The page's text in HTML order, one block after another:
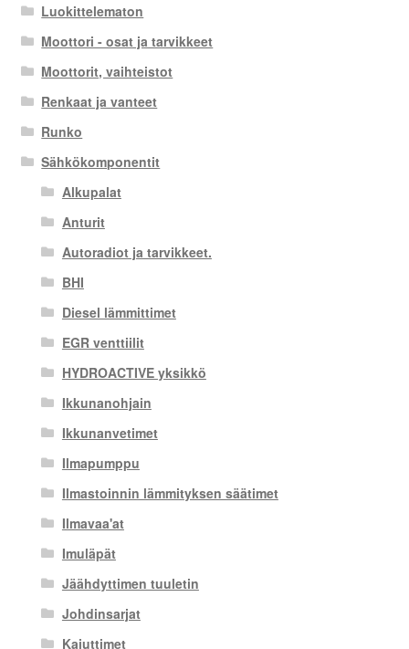
Luokittelematon
Moottori - osat ja tarvikkeet
Moottorit, vaihteistot
Renkaat ja vanteet
Runko
Sähkökomponentit
Alkupalat
Anturit
Autoradiot ja tarvikkeet.
BHI
Diesel lämmittimet
EGR venttiilit
HYDROACTIVE yksikkö
Ikkunanohjain
Ikkunanvetimet
Ilmapumppu
Ilmastoinnin lämmityksen säätimet
Ilmavaa'at
Imuläpät
Jäähdyttimen tuuletin
Johdinsarjat
Kaiuttimet